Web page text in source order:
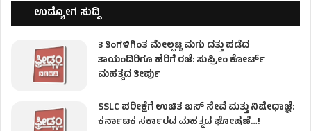
ಉದ್ಯೋಗ ಸುದ್ದಿ
3 ತಿಂಗಳಿಗಿಂತ ಮೇಲ್ಪಟ್ಟ ಮಗು ದತ್ತು ಪಡೆದ
ತಾಯಂದಿರಿಗೂ ಹೆರಿಗೆ ರಜೆ: ಸುಪ್ರೀಂ ಕೋರ್ಟ್
ಮಹತ್ವದ ತೀರ್ಪು
SSLC ಪರೀಕ್ಷೆಗೆ ಉಚಿತ ಬಸ್ ಸೇವೆ ಮತ್ತು ನಿಷೇಧಾಜ್ಞೆ:
ಕರ್ನಾಟಕ ಸರ್ಕಾರದ ಮಹತ್ವದ ಘೋಷಣೆ…!